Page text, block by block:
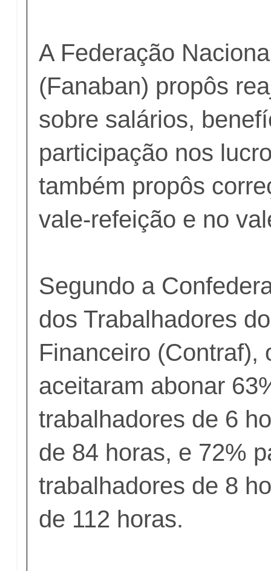
A Federação
(Fanaban) propôs
sobre salários,
participação nos
também propôs
vale-refeição e no
Segundo a
dos Trabalhadores
Financeiro (Contraf),
aceitaram abonar
trabalhadores de 6
de 84 horas, e 72%
trabalhadores de 8
de 112 horas.